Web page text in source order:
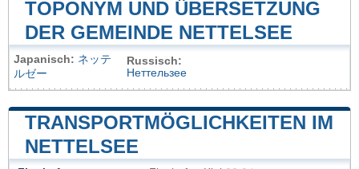
TOPONYM UND ÜBERSETZUNG
DER GEMEINDE NETTELSEE
Japanisch: ネッテ
ルゼー
Russisch:
Неттельзее
TRANSPORTMÖGLICHKEITEN IM
NETTELSEE